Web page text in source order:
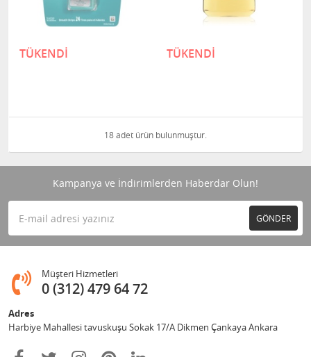
TÜKENDİ TÜKENDİ
18 adet ürün bulunmuştur.
Kampanya ve İndirimlerden Haberdar Olun!
GÖNDER
Müşteri Hizmetleri
0 (312) 479 64 72
Adres
Harbiye Mahallesi tavuskuşu Sokak 17/A Dikmen Çankaya Ankara